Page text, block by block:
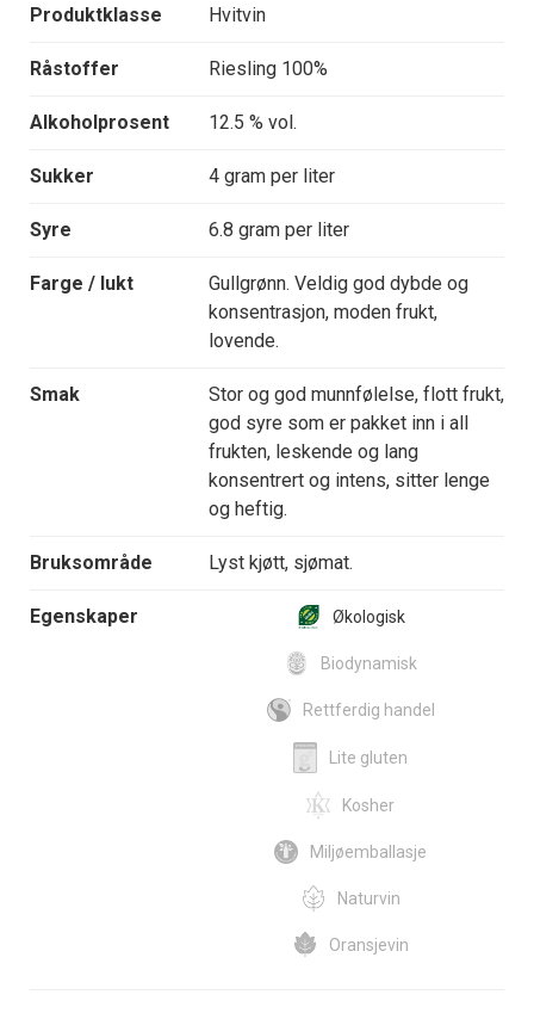
Produktklasse Hvitvin
Råstoffer Riesling 100%
Alkoholprosent 12.5 % vol.
Sukker 4 gram per liter
Syre 6.8 gram per liter
Farge / lukt
Gullgrønn. Veldig god dybde og
konsentrasjon, moden frukt,
lovende.
Smak
Stor og god munnfølelse, flott frukt,
god syre som er pakket inn i all
frukten, leskende og lang
konsentrert og intens, sitter lenge
og heftig.
Bruksområde Lyst kjøtt, sjømat.
Egenskaper Økologisk
Biodynamisk
Rettferdig handel
Lite gluten
Kosher
Miljøemballasje
Naturvin
Oransjevin